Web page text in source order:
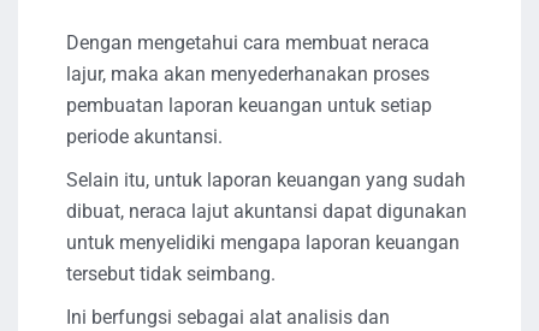
Dengan mengetahui cara membuat neraca
lajur, maka akan menyederhanakan proses
pembuatan laporan keuangan untuk setiap
periode akuntansi.
Selain itu, untuk laporan keuangan yang sudah
dibuat, neraca lajut akuntansi dapat digunakan
untuk menyelidiki mengapa laporan keuangan
tersebut tidak seimbang.
Ini berfungsi sebagai alat analisis dan